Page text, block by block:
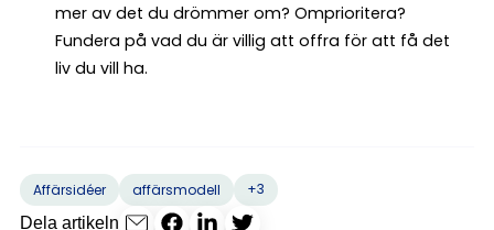
mer av det du drömmer om? Omprioritera?
Fundera på vad du är villig att offra för att få det
liv du vill ha.
Affärsidéer affärsmodell
+3
Dela artikeln